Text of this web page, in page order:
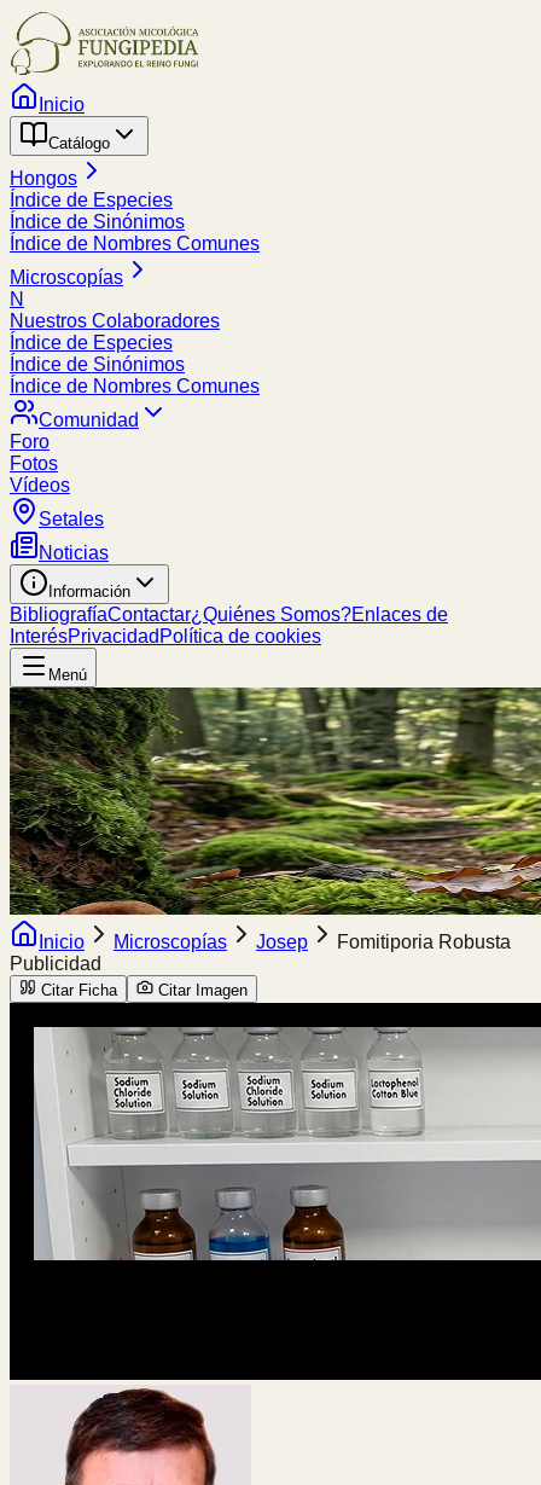
Inicio
Catálogo
Hongos
Índice de Especies
Índice de Sinónimos
Índice de Nombres Comunes
Microscopías
N
Nuestros Colaboradores
Índice de Especies
Índice de Sinónimos
Índice de Nombres Comunes
Comunidad
Foro
Fotos
Vídeos
Setales
Noticias
Información
BibliografíaContactar¿Quiénes Somos?Enlaces de
InterésPrivacidad Política de cookies
Menú
Inicio Microscopías Josep
Fomitiporia Robusta
Publicidad
Citar Ficha Citar Imagen